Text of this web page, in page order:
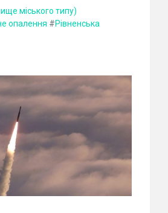
міського типу)
опалення #Рівненська